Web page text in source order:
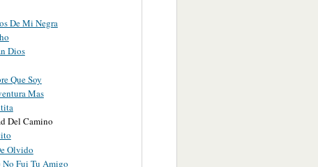
De Mi Negra
Dios
Que Soy
Mas
Del Camino
Olvido
No Fui Tu Amigo